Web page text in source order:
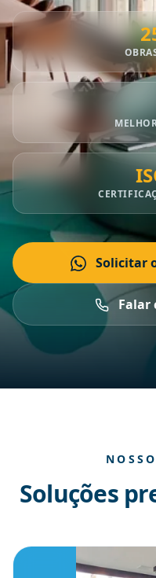
Solicitar
Falar
Soluções